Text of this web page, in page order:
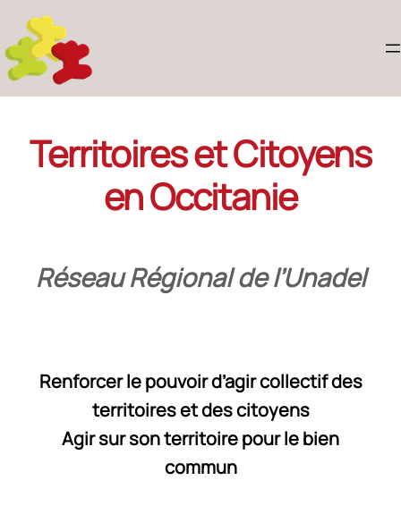
Territoires et Citoyens
en Occitanie
Réseau Régional de l’Unadel
Renforcer le pouvoir d’agir collectif des
territoires et des citoyens
Agir sur son territoire pour le bien
commun